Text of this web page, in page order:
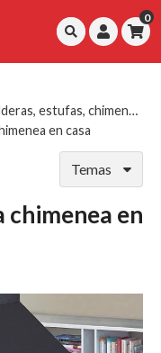
0
actualidad de dislume: tu tienda de calderas, estufas, chimeneas y repuestos
en casa
Temas
chimenea en